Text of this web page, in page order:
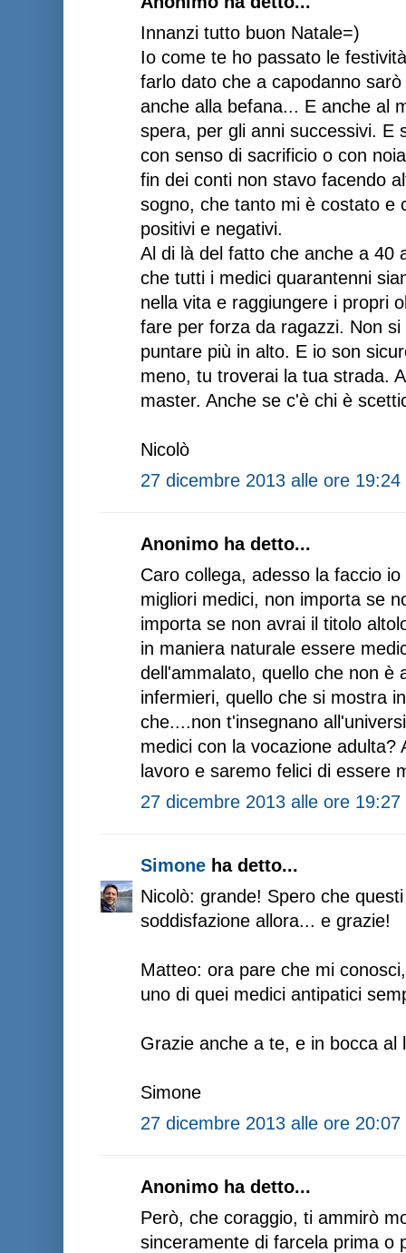
Innanzi tutto buon Natale=)
Io come te ho passato le
farlo dato che a capodanno
anche alla befana... E anche al
spera, per gli anni successivi. E
con senso di sacrificio o con
fin dei conti non stavo facendo
sogno, che tanto mi è costato e
positivi e negativi.
Al di là del fatto che anche a 40
che tutti i medici quarantenni
nella vita e raggiungere i propri
fare per forza da ragazzi. Non
puntare più in alto. E io son
meno, tu troverai la tua strada.
master. Anche se c'è chi è
Nicolò
27 dicembre 2013 alle ore 19:24
Anonimo ha detto...
Caro collega, adesso la faccio
migliori medici, non importa se
importa se non avrai il titolo
in maniera naturale essere
dell'ammalato, quello che non è
infermieri, quello che si mostra
che....non t'insegnano
medici con la vocazione adulta?
lavoro e saremo felici di essere
27 dicembre 2013 alle ore 19:27
Simone ha detto...
Nicolò: grande! Spero che
soddisfazione allora... e grazie!
Matteo: ora pare che mi
uno di quei medici antipatici
Grazie anche a te, e in bocca al
Simone
27 dicembre 2013 alle ore 20:07
Anonimo ha detto...
Però, che coraggio, ti ammirò
sinceramente di farcela prima o